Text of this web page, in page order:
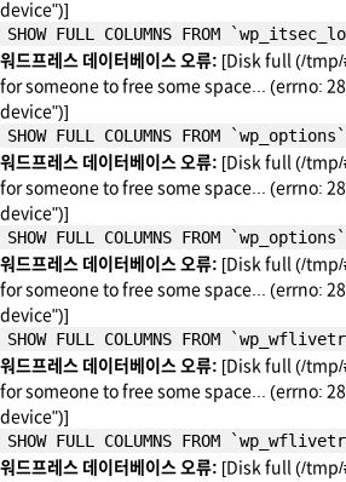
device")]
SHOW FULL COLUMNS FROM
워드프레스 데이터베이스 오류: [Disk full (/
for someone to free some space... (errno:
device")]
SHOW FULL COLUMNS FROM `wp_options`
워드프레스 데이터베이스 오류: [Disk full (/
for someone to free some space... (errno:
device")]
SHOW FULL COLUMNS FROM `wp_options`
워드프레스 데이터베이스 오류: [Disk full (/
for someone to free some space... (errno:
device")]
SHOW FULL COLUMNS FROM
워드프레스 데이터베이스 오류: [Disk full (/
for someone to free some space... (errno:
device")]
SHOW FULL COLUMNS FROM
워드프레스 데이터베이스 오류: [Disk full (/